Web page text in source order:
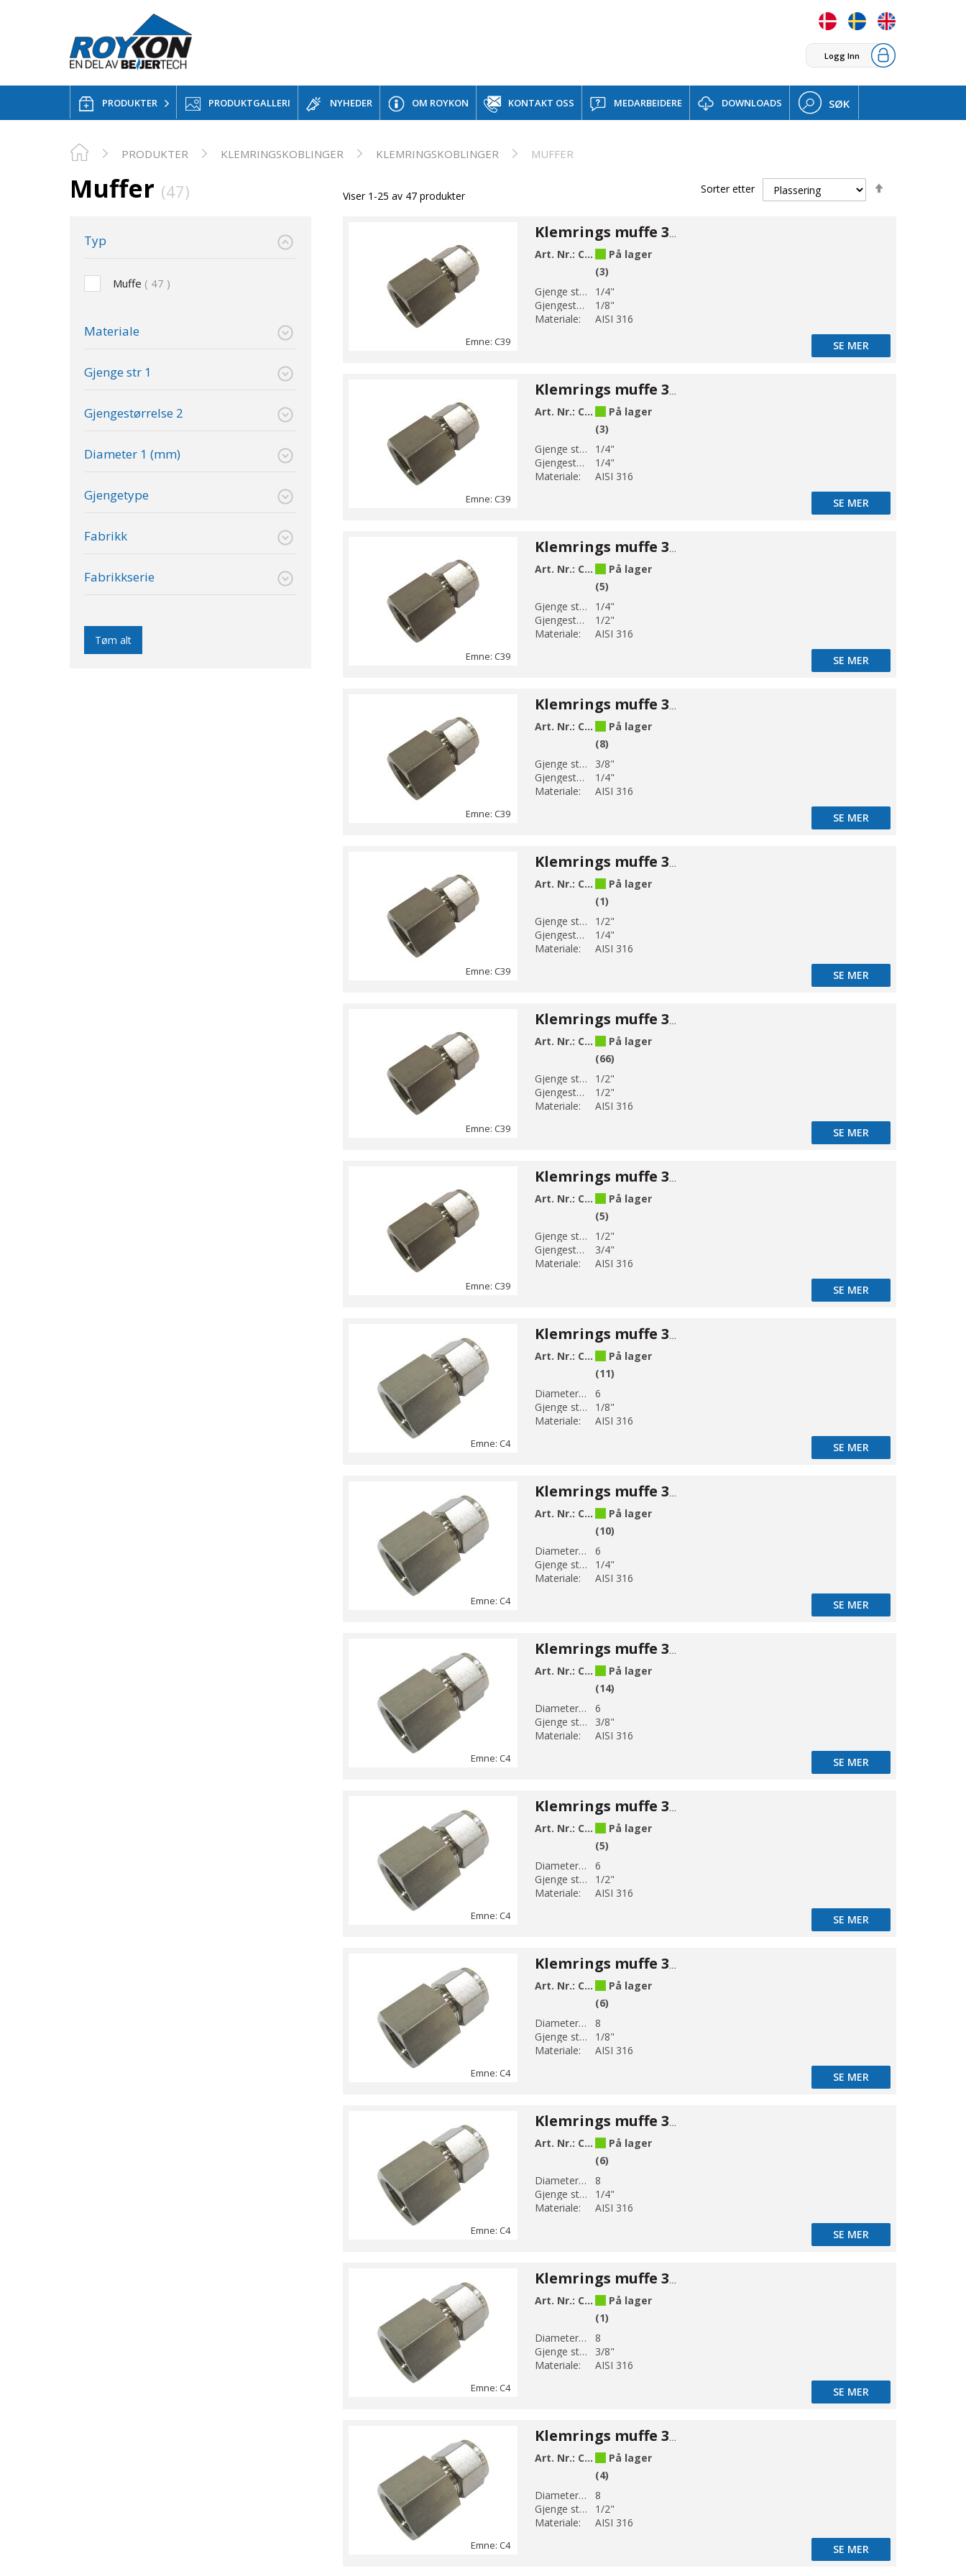
Logg Inn
PRODUKTER PRODUKTGALLERI NYHEDER OM ROYKON KONTAKT OSS MEDARBEIDERE DOWNLOADS SØK
PRODUKTER KLEMRINGSKOBLINGER KLEMRINGSKOBLINGER MUFFER
Muffer (47)
Typ
Muffe 47
Materiale
Gjenge str 1
Gjengestørrelse 2
Diameter 1 (mm)
Gjengetype
Fabrikk
Fabrikkserie
Tøm alt
Viser 1-25 av 47 produkter
Sorter etter
Emne: C39
Klemrings muffe 316 ø1/4×1/8"NPT
Art. Nr.: C39-5
På lager
(3)
Gjenge str 1:
1/4"
Gjengestørrelse 2:
1/8"
Materiale:
AISI 316
SE MER
Emne: C39
Klemrings muffe 316 ø1/4×1/4"NPT
Art. Nr.: C39-6
På lager
(3)
Gjenge str 1:
1/4"
Gjengestørrelse 2:
1/4"
Materiale:
AISI 316
SE MER
Emne: C39
Klemrings muffe 316 ø1/4×1/2"NPT
Art. Nr.: C39-8
På lager
(5)
Gjenge str 1:
1/4"
Gjengestørrelse 2:
1/2"
Materiale:
AISI 316
SE MER
Emne: C39
Klemrings muffe 316 ø3/8×1/4"NPT
Art. Nr.: C39-9
På lager
(8)
Gjenge str 1:
3/8"
Gjengestørrelse 2:
1/4"
Materiale:
AISI 316
SE MER
Emne: C39
Klemrings muffe 316 ø1/2×1/4"NPT
Art. Nr.: C39-12
På lager
(1)
Gjenge str 1:
1/2"
Gjengestørrelse 2:
1/4"
Materiale:
AISI 316
SE MER
Emne: C39
Klemrings muffe 316 ø1/2×1/2"NPT
Art. Nr.: C39-14
På lager
(66)
Gjenge str 1:
1/2"
Gjengestørrelse 2:
1/2"
Materiale:
AISI 316
SE MER
Emne: C39
Klemrings muffe 316 ø1/2×3/4"NPT
Art. Nr.: C39-14-1
På lager
(5)
Gjenge str 1:
1/2"
Gjengestørrelse 2:
3/4"
Materiale:
AISI 316
SE MER
Emne: C4
Klemrings muffe 316 6×1/8"BSPP
Art. Nr.: C4-1
På lager
(11)
Diameter 1 (mm):
6
Gjenge str 1:
1/8"
Materiale:
AISI 316
SE MER
Emne: C4
Klemrings muffe 316 6×1/4"BSPP
Art. Nr.: C4-2
På lager
(10)
Diameter 1 (mm):
6
Gjenge str 1:
1/4"
Materiale:
AISI 316
SE MER
Emne: C4
Klemrings muffe 316 6×3/8"BSPP
Art. Nr.: C4-3
På lager
(14)
Diameter 1 (mm):
6
Gjenge str 1:
3/8"
Materiale:
AISI 316
SE MER
Emne: C4
Klemrings muffe 316 6×1/2"BSPP
Art. Nr.: C4-4
På lager
(5)
Diameter 1 (mm):
6
Gjenge str 1:
1/2"
Materiale:
AISI 316
SE MER
Emne: C4
Klemrings muffe 316 8×1/8"BSPP
Art. Nr.: C4-5
På lager
(6)
Diameter 1 (mm):
8
Gjenge str 1:
1/8"
Materiale:
AISI 316
SE MER
Emne: C4
Klemrings muffe 316 8×1/4"BSPP
Art. Nr.: C4-6
På lager
(6)
Diameter 1 (mm):
8
Gjenge str 1:
1/4"
Materiale:
AISI 316
SE MER
Emne: C4
Klemrings muffe 316 8×3/8"BSPP
Art. Nr.: C4-7
På lager
(1)
Diameter 1 (mm):
8
Gjenge str 1:
3/8"
Materiale:
AISI 316
SE MER
Emne: C4
Klemrings muffe 316 8×1/2"BSPP
Art. Nr.: C4-8
På lager
(4)
Diameter 1 (mm):
8
Gjenge str 1:
1/2"
Materiale:
AISI 316
SE MER